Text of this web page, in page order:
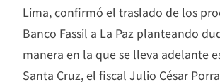
Lima, confirmó el traslado de los
Banco Fassil a La Paz planteando
manera en la que se lleva adelante
Santa Cruz, el fiscal Julio César